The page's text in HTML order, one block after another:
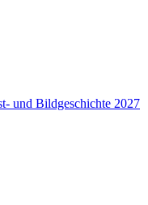
und Bildgeschichte 2027